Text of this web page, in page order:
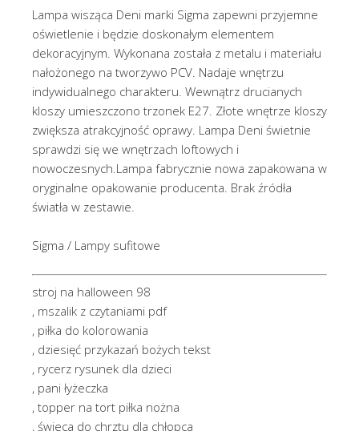
Lampa wisząca Deni marki Sigma zapewni przyjemne
oświetlenie i będzie doskonałym elementem
dekoracyjnym. Wykonana została z metalu i materiału
nałożonego na tworzywo PCV. Nadaje wnętrzu
indywidualnego charakteru. Wewnątrz drucianych
kloszy umieszczono trzonek E27. Złote wnętrze kloszy
zwiększa atrakcyjność oprawy. Lampa Deni świetnie
sprawdzi się we wnętrzach loftowych i
nowoczesnych.Lampa fabrycznie nowa zapakowana w
oryginalne opakowanie producenta. Brak źródła
światła w zestawie.
Sigma / Lampy sufitowe
stroj na halloween 98
, mszalik z czytaniami pdf
, piłka do kolorowania
, dziesięć przykazań bożych tekst
, rycerz rysunek dla dzieci
, pani łyżeczka
, topper na tort piłka nożna
, świeca do chrztu dla chłopca